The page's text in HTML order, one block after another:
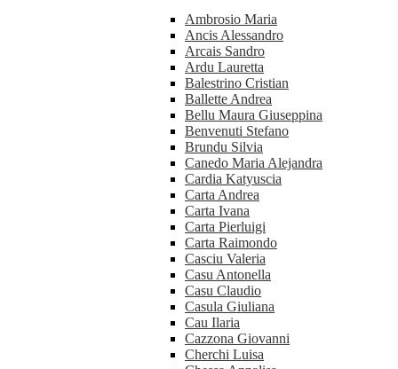
Ambrosio Maria
Ancis Alessandro
Arcais Sandro
Ardu Lauretta
Balestrino Cristian
Ballette Andrea
Bellu Maura Giuseppina
Benvenuti Stefano
Brundu Silvia
Canedo Maria Alejandra
Cardia Katyuscia
Carta Andrea
Carta Ivana
Carta Pierluigi
Carta Raimondo
Casciu Valeria
Casu Antonella
Casu Claudio
Casula Giuliana
Cau Ilaria
Cazzona Giovanni
Cherchi Luisa